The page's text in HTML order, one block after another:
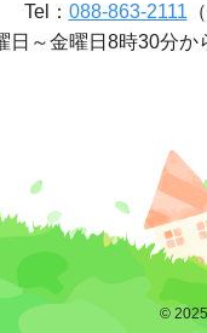
Tel： 088-863-2111
日～金曜日8時30分か
©